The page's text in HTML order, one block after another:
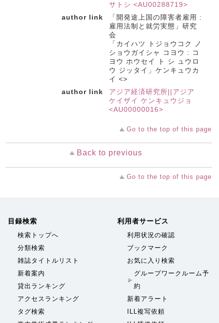
サトシ <AU00288719>
author link
「開発途上国の障害者雇用 :
雇用法制と就労実態」研究
会
「カイハツ トジョウコク ノ
ショウガイシャ コヨウ : コ
ヨウ ホウセイ ト シ ュウロ
ウ ジッタイ」ケンキュウカ
イ <>
author link
アジア経済研究所||アジア
ケイザイ ケンキュウジョ
<AU00000016>
Go to the top of this page
Back to previous
Go to the top of this page
目録検索
検索トップへ
分類検索
雑誌タイトルリスト
新着案内
貸出ランキング
アクセスランキング
タグ検索
利用者サービス
利用状況の確認
ブックマーク
お気に入り検索
グループワークルーム予
約
新着アラート
ILL複写依頼